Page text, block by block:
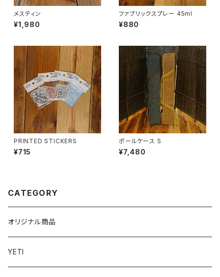
メスティン
¥1,980
ファブリックスプレー 45ml
¥880
PRINTED STICKERS
¥715
ポールケース S
¥7,480
CATEGORY
オリジナル商品
YETI